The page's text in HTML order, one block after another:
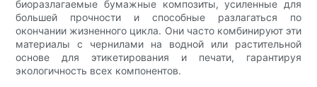
биоразлагаемые бумажные композиты, усиленные для
большей прочности и способные разлагаться по
окончании жизненного цикла. Они часто комбинируют эти
материалы с чернилами на водной или растительной
основе для этикетирования и печати, гарантируя
экологичность всех компонентов.